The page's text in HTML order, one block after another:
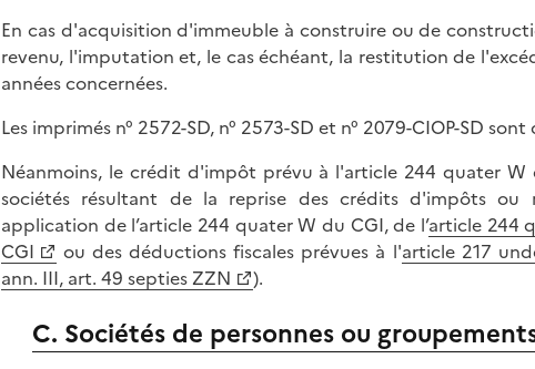
En cas d'acquisition d'immeuble à construire ou de
revenu, l'imputation et, le cas échéant, la restitution de
années concernées.
Les imprimés n° 2572-SD, n° 2573-SD et n° 2079-CIOP-SD
Néanmoins, le crédit d'impôt prévu à l'article 244 quater
sociétés résultant de la reprise des crédits d'impôts ou
application de l’article 244 quater W du CGI, de l’article 244
CGI
ou des déductions fiscales prévues à l'article 217
ann. III, art. 49 septies ZZN
).
C. Sociétés de personnes ou